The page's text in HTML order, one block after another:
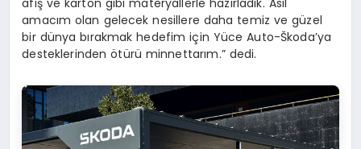
afiş ve karton gibi materyallerle hazırladık. Asıl
amacım olan gelecek nesillere daha temiz ve güzel
bir dünya bırakmak hedefim için Yüce Auto-Škoda’ya
desteklerinden ötürü minnettarım.” dedi.